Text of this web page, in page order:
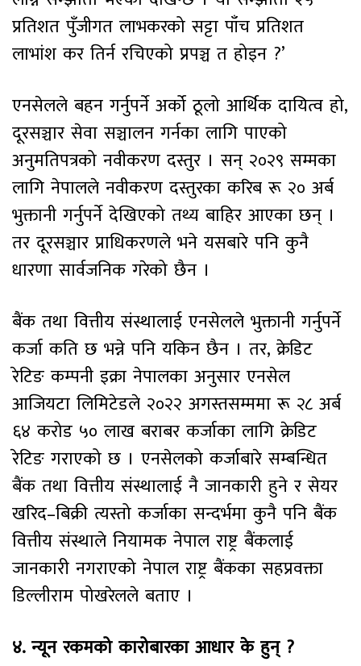
प्रतिशत पुँजीगत लाभकरको सट्टा पाँच प्रतिशत
लाभांश कर तिर्न रचिएको प्रपञ्च त होइन ?’
एनसेलले बहन गर्नुपर्ने अर्को ठूलो आर्थिक दायित्व हो,
दूरसञ्चार सेवा सञ्चालन गर्नका लागि पाएको
अनुमतिपत्रको नवीकरण दस्तुर । सन् २०२९ सम्मका
लागि नेपालले नवीकरण दस्तुरका करिब रू २० अर्ब
भुक्तानी गर्नुपर्ने देखिएको तथ्य बाहिर आएका छन् ।
तर दूरसञ्चार प्राधिकरणले भने यसबारे पनि कुनै
धारणा सार्वजनिक गरेको छैन ।
बैंक तथा वित्तीय संस्थालाई एनसेलले भुक्तानी गर्नुपर्ने
कर्जा कति छ भन्ने पनि यकिन छैन । तर, क्रेडिट
रेटिङ कम्पनी इक्रा नेपालका अनुसार एनसेल
आजियटा लिमिटेडले २०२२ अगस्तसम्ममा रू २८ अर्ब
६४ करोड ५० लाख बराबर कर्जाका लागि क्रेडिट
रेटिङ गराएको छ । एनसेलको कर्जाबारे सम्बन्धित
बैंक तथा वित्तीय संस्थालाई नै जानकारी हुने र सेयर
खरिद–बिक्री त्यस्तो कर्जाका सन्दर्भमा कुनै पनि बैंक
वित्तीय संस्थाले नियामक नेपाल राष्ट्र बैंकलाई
जानकारी नगराएको नेपाल राष्ट्र बैंकका सहप्रवक्ता
डिल्लीराम पोखरेलले बताए ।
४. न्यून रकमको कारोबारका आधार के हुन् ?